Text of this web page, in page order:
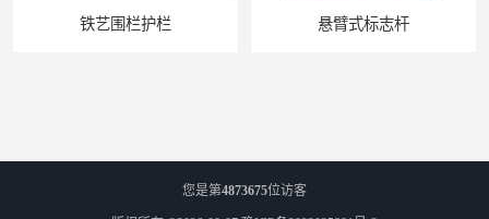
铁艺围栏护栏 悬臂式标志杆
您是第4873675位访客